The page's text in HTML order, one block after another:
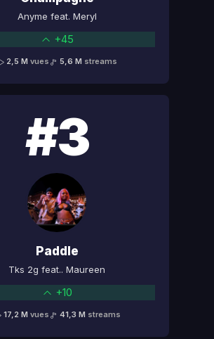
Anyme feat. Meryl
+45
2,5 M vues 5,6 M streams
#3
Paddle
Tks 2g feat.. Maureen
+10
17,2 M vues 41,3 M streams